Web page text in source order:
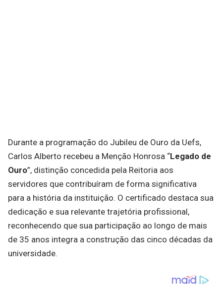
Durante a programação do Jubileu de Ouro da Uefs,
Carlos Alberto recebeu a Menção Honrosa “Legado de
Ouro”, distinção concedida pela Reitoria aos
servidores que contribuíram de forma significativa
para a história da instituição. O certificado destaca sua
dedicação e sua relevante trajetória profissional,
reconhecendo que sua participação ao longo de mais
de 35 anos integra a construção das cinco décadas da
universidade.